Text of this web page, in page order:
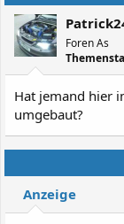
Foren As
Hat jemand hier
umgebaut?
Anzeige